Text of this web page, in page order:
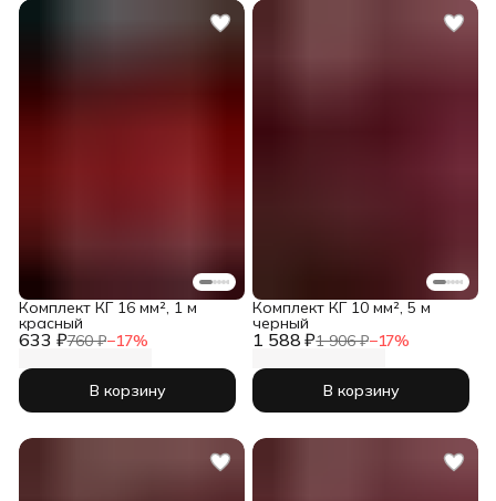
633 ₽760 ₽−17%
Комплект КГ 16 мм², 1 м
красный
В корзину
1 588 ₽1 906 ₽−17%
Комплект КГ 10 мм², 5 м
черный
В корзину